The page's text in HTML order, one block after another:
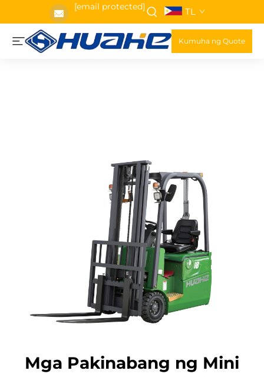
[email protected] TL
Kumuha ng Quote
Mga Pakinabang ng Mini